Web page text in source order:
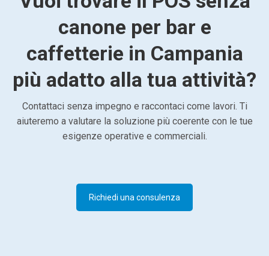
canone per bar e
caffetterie in Campania
più adatto alla tua attività?
Contattaci senza impegno e raccontaci come lavori. Ti
aiuteremo a valutare la soluzione più coerente con le tue
esigenze operative e commerciali.
Richiedi una consulenza